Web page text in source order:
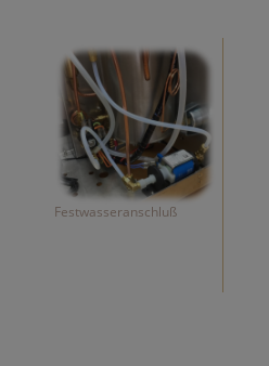
Festwasseranschluß